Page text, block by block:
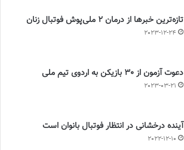
تازه‌ترین خبرها از درمان ۲ ملی‌پوش فوتبال زنان
2023-12-24
دعوت آزمون از 30 بازیکن به اردوی تیم ملی
2023-03-21
آینده درخشانی در انتظار فوتبال بانوان است
2022-12-10